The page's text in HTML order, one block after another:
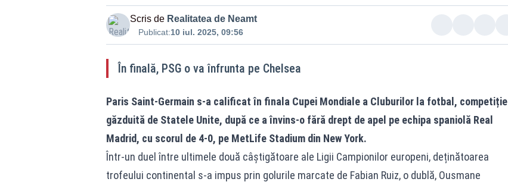
Scris de Realitatea de Neamt
Publicat:10 iul. 2025, 09:56
În finală, PSG o va înfrunta pe Chelsea
Paris Saint-Germain s-a calificat în finala Cupei Mondiale a Cluburilor la fotbal, competiție
găzduită de Statele Unite, după ce a învins-o fără drept de apel pe echipa spaniolă Real
Madrid, cu scorul de 4-0, pe MetLife Stadium din New York.
Într-un duel între ultimele două câștigătoare ale Ligii Campionilor europeni, deținătoarea
trofeului continental s-a impus prin golurile marcate de Fabian Ruiz, o dublă, Ousmane